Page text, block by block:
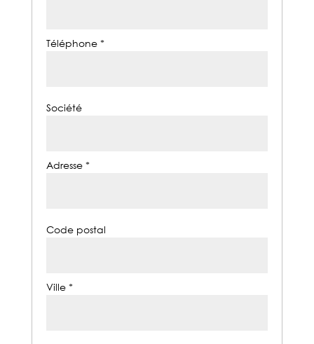
Téléphone *
Société
Adresse *
Code postal
Ville *